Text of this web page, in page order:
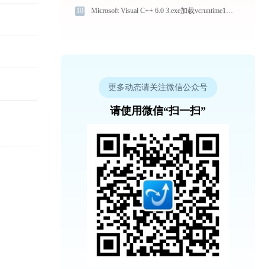
10 Microsoft Visual C++ 6.0 3.exe加载vcruntime140_1.dll文件丢失处理办法
更多动态请关注微信公众号
请使用微信“扫一扫”